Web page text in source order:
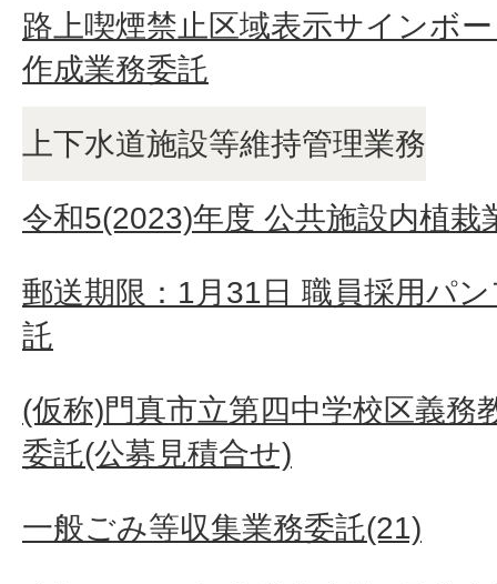
路上喫煙禁止区域表示サインボ
作成業務委託
上下水道施設等維持管理業務
令和5(2023)年度 公共施設内植栽
郵送期限：1月31日 職員採用パ
託
(仮称)門真市立第四中学校区義務
委託(公募見積合せ)
一般ごみ等収集業務委託(21)